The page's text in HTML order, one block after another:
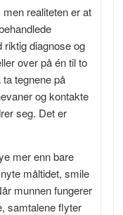
realiteten er at
riktig diagnose og
over på én til to
tegnene på
og kontakte
seg. Det er
mer enn bare
måltidet, smile
munnen fungerer
samtalene flyter